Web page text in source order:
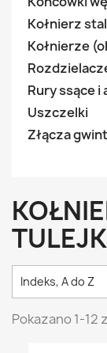
Kołnierz
Kołnierze
Rury ssące i
Uszczelki
Złącza
Indeks, A do Z
Pokazano 1-12